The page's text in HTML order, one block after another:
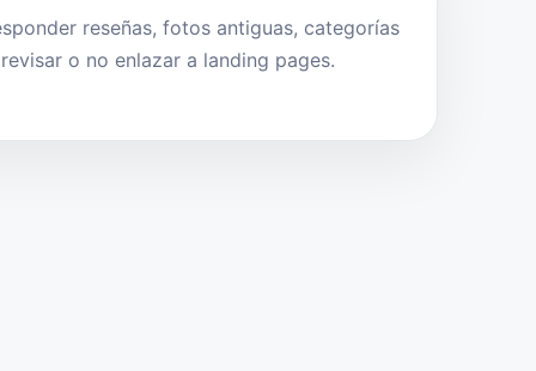
reseñas, fotos antiguas, categorías
o no enlazar a landing pages.